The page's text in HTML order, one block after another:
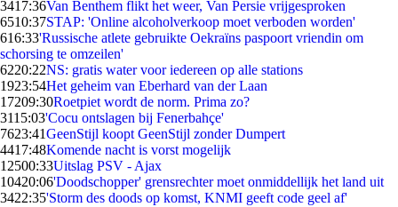
3417:36Van Benthem flikt het weer, Van Persie vrijgesproken
6510:37STAP: 'Online alcoholverkoop moet verboden worden'
616:33'Russische atlete gebruikte Oekraïns paspoort vriendin om
schorsing te omzeilen'
6220:22NS: gratis water voor iedereen op alle stations
1923:54Het geheim van Eberhard van der Laan
17209:30Roetpiet wordt de norm. Prima zo?
3115:03'Cocu ontslagen bij Fenerbahçe'
7623:41GeenStijl koopt GeenStijl zonder Dumpert
4417:48Komende nacht is vorst mogelijk
12500:33Uitslag PSV - Ajax
10420:06'Doodschopper' grensrechter moet onmiddellijk het land uit
3422:35'Storm des doods op komst, KNMI geeft code geel af'